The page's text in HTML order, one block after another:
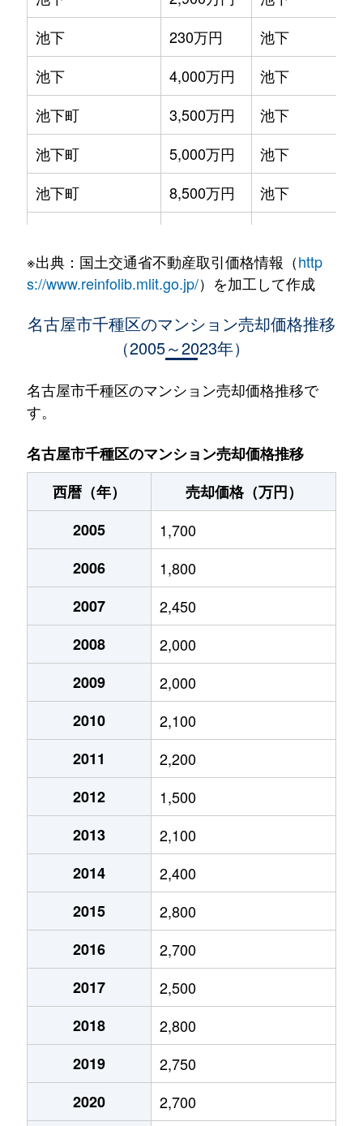
池下
230万円
池下
池下
4,000万円
池下
池下町
3,500万円
池下
池下町
5,000万円
池下
池下町
8,500万円
池下
池園町
240万円
本山(愛知)
410万円
池園町
5,800万円
本山(愛知)
池園町
池園町
320万円
本山(愛知)
猪高町大字猪子石
940万円
茶屋ケ坂
猪高町大字猪子石
570万円
猪高町大字猪子石
650万円
茶屋ケ坂
今池
1,200万円
今池(愛知)
今池
1,400万円
今池(愛知)
今池
1,300万円
今池(愛知)
今池
1,100万円
今池(愛知)
今池
1,900万円
今池(愛知)
今池
1,200万円
今池(愛知)
今池
3,700万円
今池(愛知)
今池
2,000万円
今池(愛知)
今池
1,700万円
今池(愛知)
今池
1,700万円
今池(愛知)
今池
1,200万円
今池(愛知)
今池
1,700万円
今池(愛知)
今池
2,200万円
今池(愛知)
※出典：国土交通省不動産取引価格情報（http
s://www.reinfolib.mlit.go.jp/）を加工して作成
名古屋市千種区のマンション売却価格推移
（2005～2023年）
名古屋市千種区のマンション売却価格推移で
す。
名古屋市千種区のマンション売却価格推移
西暦（年）
売却価格（万円）
2005
1,700
2006
1,800
2007
2,450
2008
2,000
2009
2,000
2010
2,100
2011
2,200
2012
1,500
2013
2,100
2014
2,400
2015
2,800
2016
2,700
2017
2,500
2018
2,800
2019
2,750
2020
2,700